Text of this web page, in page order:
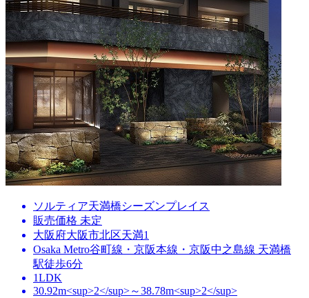
ソルティア天満橋シーズンプレイス
販売価格 未定
大阪府大阪市北区天満1
Osaka Metro谷町線・京阪本線・京阪中之島線 天満橋
駅徒歩6分
1LDK
30.92m<sup>2</sup>～38.78m<sup>2</sup>